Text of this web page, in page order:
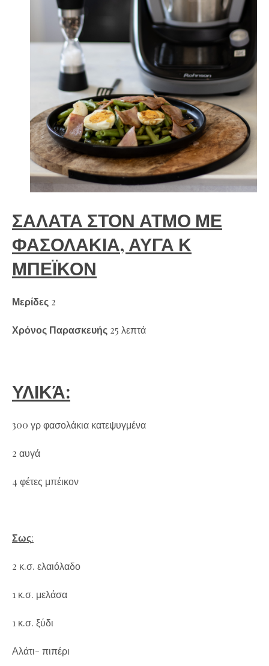
ΣΑΛΑΤΑ ΣΤΟΝ ΑΤΜΟ ΜΕ
ΦΑΣΟΛΑΚΙΑ, ΑΥΓΑ Κ
ΜΠΕΪΚΟΝ
Μερίδες 2
Χρόνος Παρασκευής 25 λεπτά
ΥΛΙΚΆ:
300 γρ φασολάκια κατεψυγμένα
2 αυγά
4 φέτες μπέικον
Σως:
2 κ.σ. ελαιόλαδο
1 κ.σ. μελάσα
1 κ.σ. ξύδι
Αλάτι- πιπέρι